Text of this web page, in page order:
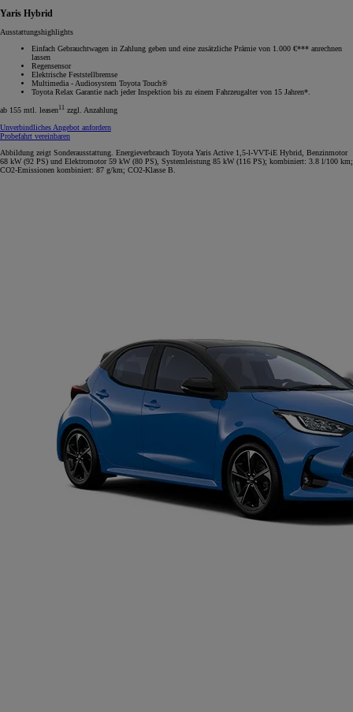
Yaris Hybrid
Ausstattungshighlights
Einfach Gebrauchtwagen in Zahlung geben und eine zusätzliche Prämie von 1.000 €*** anrechnen
lassen
Regensensor
Elektrische Feststellbremse
Multimedia - Audiosystem Toyota Touch®
Toyota Relax Garantie nach jeder Inspektion bis zu einem Fahrzeugalter von 15 Jahren*.
ab 155 mtl. leasen11 zzgl. Anzahlung
Unverbindliches Angebot anfordern
Probefahrt vereinbaren
Abbildung zeigt Sonderausstattung. Energieverbrauch Toyota Yaris Active 1,5-l-VVT-iE Hybrid, Benzinmotor
68 kW (92 PS) und Elektromotor 59 kW (80 PS), Systemleistung 85 kW (116 PS); kombiniert: 3.8 l/100 km;
CO2-Emissionen kombiniert: 87 g/km; CO2-Klasse B.